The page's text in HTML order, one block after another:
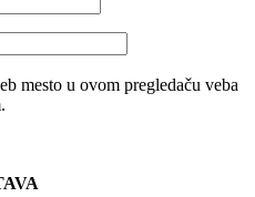
mesto u ovom pregledaču veba